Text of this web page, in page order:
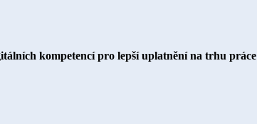
kompetencí pro lepší uplatnění na trhu práce